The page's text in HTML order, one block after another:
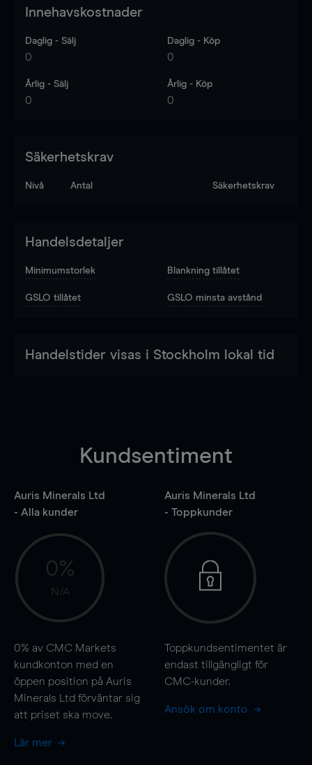
Innehavskostnader
Daglig - Sälj
0
Daglig - Köp
0
Årlig - Sälj
0
Årlig - Köp
0
Säkerhetskrav
Nivå Antal Säkerhetskrav
Handelsdetaljer
Minimumstorlek Blankning tillåtet
GSLO tillåtet GSLO minsta avstånd
Handelstider visas i Stockholm lokal tid
Kundsentiment
Auris Minerals Ltd
- Alla kunder
0%
N/A
0% av CMC Markets
kundkonton med en
öppen position på Auris
Minerals Ltd förväntar sig
att priset ska move.
Lär mer
Auris Minerals Ltd
- Toppkunder
Toppkundsentimentet är
endast tillgängligt för
CMC-kunder.
Ansök om konto